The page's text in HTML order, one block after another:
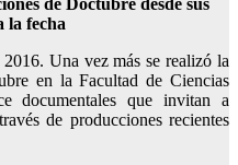
la fecha
Una vez más se realizó la
en la Facultad de Ciencias
documentales que invitan a
de producciones recientes